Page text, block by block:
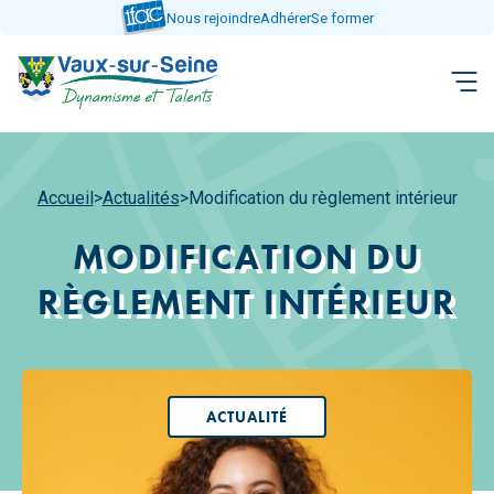
contenu
Nous rejoindreAdhérerSe former
Accueil>Actualités>Modification du règlement intérieur
MODIFICATION DU
RÈGLEMENT INTÉRIEUR
ACTUALITÉ